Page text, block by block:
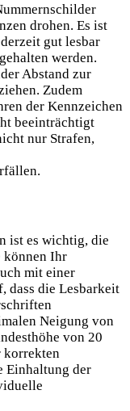
drohen. Es ist
gut lesbar
werden.
Abstand zur
Zudem
der Kennzeichen
beeinträchtigt
nur Strafen,
ist es wichtig, die
können Ihr
mit einer
dass die Lesbarkeit
Neigung von
von 20
korrekten
Einhaltung der